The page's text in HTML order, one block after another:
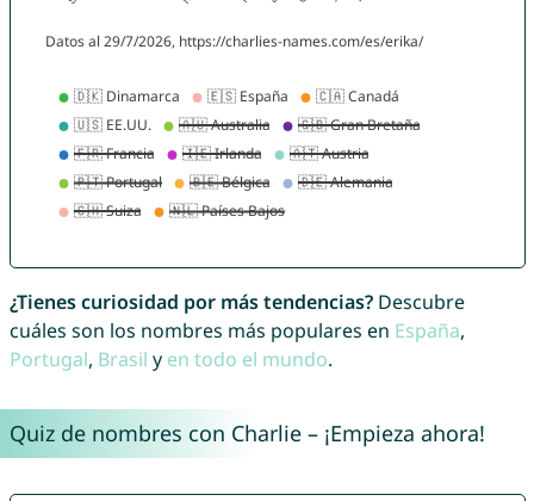
¿Tienes curiosidad por más tendencias?Descubre
cuáles son los nombres más populares en España,
Portugal, Brasil y en todo el mundo.
Quiz de nombres con Charlie – ¡Empieza ahora!